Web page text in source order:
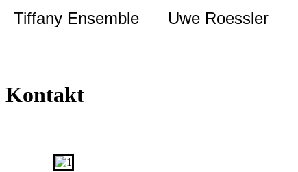
Tiffany Ensemble Uwe Roessler
Kontakt